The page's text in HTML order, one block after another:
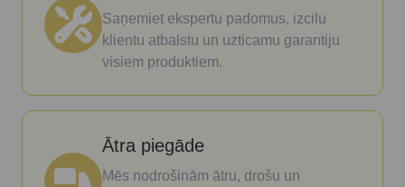
Saņemiet ekspertu padomus, izcilu
klientu atbalstu un uzticamu garantiju
visiem produktiem.
Ātra piegāde
Mēs nodrošinām ātru, drošu un